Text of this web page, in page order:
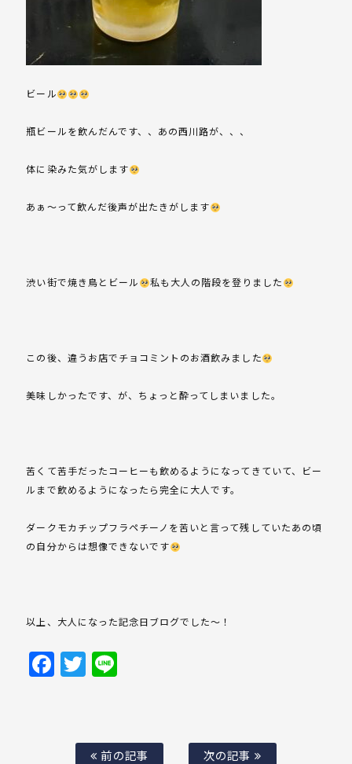
ビール
瓶ビールを飲んだんです、、あの西川路が、、、
体に染みた気がします
あぁ〜って飲んだ後声が出たきがします
渋い街で焼き鳥とビール 私も大人の階段を登りました
この後、違うお店でチョコミントのお酒飲みました
美味しかったです、が、ちょっと酔ってしまいました。
苦くて苦手だったコーヒーも飲めるようになってきていて、ビー
ルまで飲めるようになったら完全に大人です。
ダークモカチップフラペチーノを苦いと言って残していたあの頃
の自分からは想像できないです
以上、大人になった記念日ブログでした〜！
Facebook
Twitter
前の記事 次の記事